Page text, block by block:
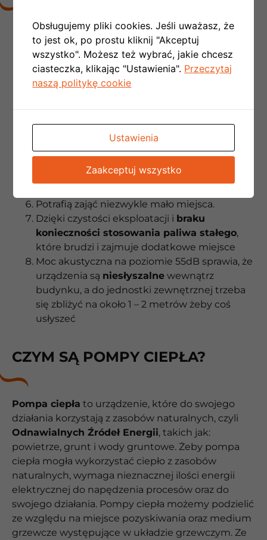
Nie trzeba tworzyć kotłowni,można
zrezygnować z kominów spalinowych
wentylacyjnych czyli obniżamy koszt budowy
domu
Nie musimy doprowadzać kosztowej instalacji
którym możemy uzyskać zwrot z inwestycji
nawet do 90%
Potrafią zająć niezwykle mało miejsca.
Dzięki czystości eksploatacji i braku
konieczności stosowania paliwa stałego,
które brudzi i zajmuje dodatkowe miejsce
Moc akustyczna na poziomie 55dB sprawia, że
urządzenia są niesłyszalne wewnątrz
budynku, a do jednostki zewnętrznej trzeba
się zbliżyć na około 1 – 2 metrów żeby coś
usłyszeć
CZYM SĄ POMPY CIEPŁA?
Pompa ciepła to urządzenie, które do swojego
działania korzystają z zasobów naturalnych, czyli
Odnawialnych Źródeł Energii, takich jak:
powietrze, grunt i wody gruntowe. Żeby pompa
ciepła mogła wykorzystać ciepło z zasobów
naturalnych, wymaga nieznacznej ilości energii
elektrycznej do napędzenia procesów oraz do
swojego działania. Pompy ciepła możemy podzielić
ze względu na miejsce pozyskiwania oraz medium
grzewcze występujące w układzie grzewczym. Ze
Obsługujemy pliki cookies. Jeśli uważasz, że
to jest ok, po prostu kliknij "Akceptuj
wszystko". Możesz też wybrać, jakie chcesz
ciasteczka, klikając "Ustawienia". Przeczytaj
naszą politykę cookie
Ustawienia
Zaakceptuj wszystko